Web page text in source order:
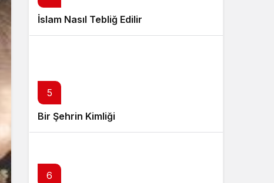
İslam Nasıl Tebliğ Edilir
5
Bir Şehrin Kimliği
6